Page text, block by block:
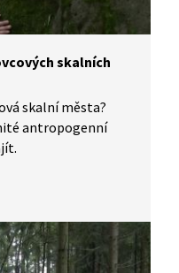
skalních
skalní města?
antropogenní